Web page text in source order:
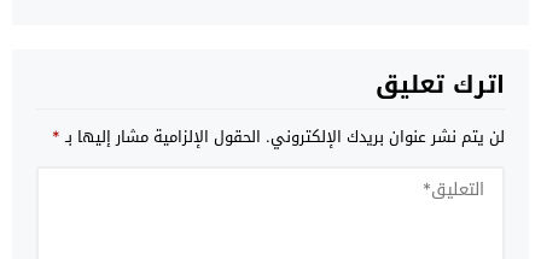
اترك تعليق
لن يتم نشر عنوان بريدك الإلكتروني. الحقول الإلزامية مشار إليها بـ*